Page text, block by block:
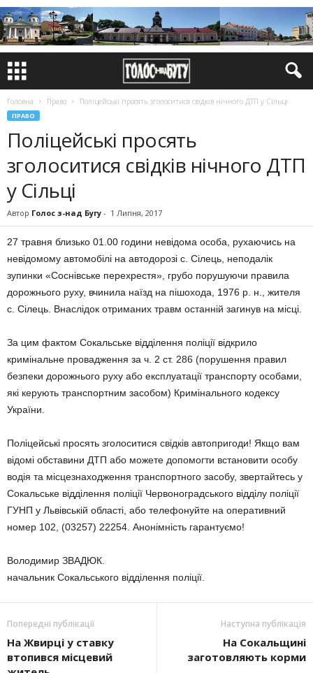
Головна Право Поліцейські просять зголоситися свідків нічного ДТП у Сільці
ПРАВО
Поліцейські просять
зголоситися свідків нічного ДТП
у Сільці
Автор Голос з-над Бугу - 1 Липня, 2017
27 травня близько 01.00 години невідома особа, рухаючись на
невідомому автомобілі на автодорозі с. Сілець, неподалік
зупинки «Соснівське перехрестя», грубо порушуючи правила
дорожнього руху, вчинила наїзд на пішохода, 1976 р. н., жителя
с. Сілець. Внаслідок отриманих травм останній загинув на місці.
За цим фактом Сокальське відділення поліції відкрило
кримінальне провадження за ч. 2 ст. 286 (порушення правил
безпеки дорожнього руху або експлуатації транспорту особами,
які керують транспортним засобом) Кримінального кодексу
України.
Поліцейські просять зголоситися свідків автопригоди! Якщо вам
відомі обставини ДТП або можете допомогти встановити особу
водія та місцезнаходження транспортного засобу, звертайтесь у
Сокальське відділення поліції Червоноградського відділу поліції
ГУНП у Львівській області, або телефонуйте на оперативний
номер 102, (03257) 22254. Анонімність гарантуємо!
Володимир ЗВАДЮК.
начальник Сокальського відділення поліції.
Попередні публікації
На Жвирці у ставку
втопився місцевий
Наступна публікація
На Сокальщині
заготовляють корми